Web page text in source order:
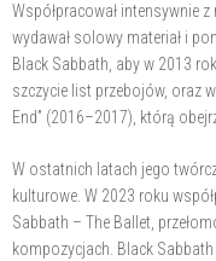
Współpracował intensywnie
wydawał solowy materiał i
Black Sabbath, aby w 2013
szczycie list przebojów, oraz
End” (2016–2017), którą
W ostatnich latach jego
kulturowe. W 2023 roku
Sabbath – The Ballet,
kompozycjach. Black